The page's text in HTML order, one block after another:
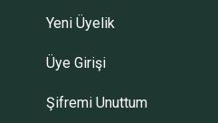
Yeni Üyelik
Üye Girişi
Şifremi Unuttum